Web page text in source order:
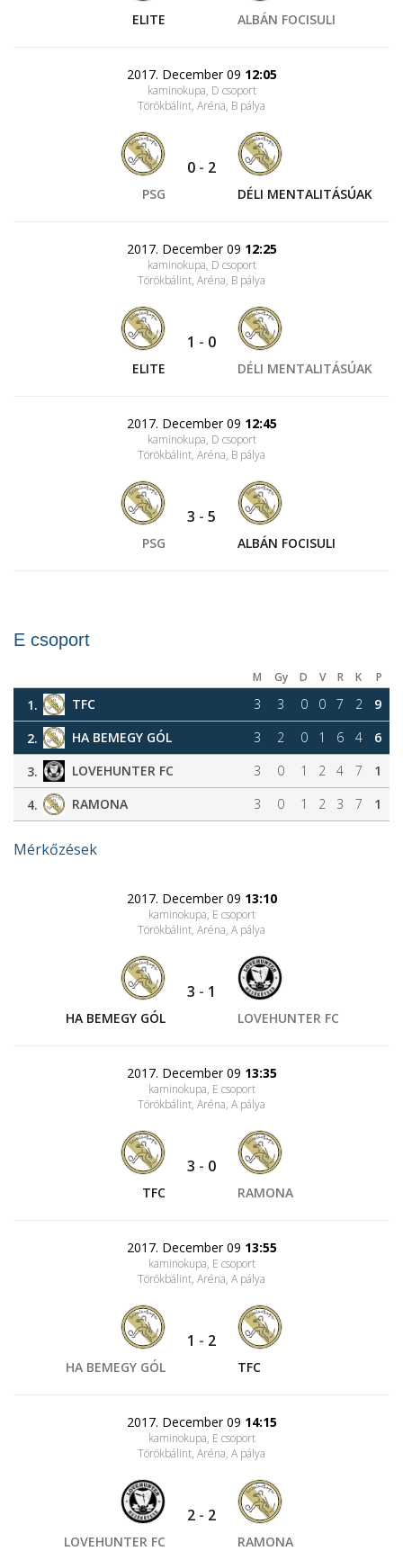
ELITE ALBÁN FOCISULI
2017. December 09 12:05
kaminokupa, D csoport
Törökbálint, Aréna, B pálya
PSG
0 - 2
DÉLI MENTALITÁSÚAK
2017. December 09 12:25
kaminokupa, D csoport
Törökbálint, Aréna, B pálya
ELITE
1 - 0
DÉLI MENTALITÁSÚAK
2017. December 09 12:45
kaminokupa, D csoport
Törökbálint, Aréna, B pálya
PSG
3 - 5
ALBÁN FOCISULI
E csoport
M Gy D V R K P
1. TFC 3 3 0 0 7 2
9
2.
HA BEMEGY GÓL 3 2 0 1 6 4
6
3.
LOVEHUNTER FC 3 0 1 2 4 7
1
4.
RAMONA 3 0 1 2 3 7 1
Mérkőzések
2017. December 09 13:10
kaminokupa, E csoport
Törökbálint, Aréna, A pálya
HA BEMEGY GÓL
3 - 1
LOVEHUNTER FC
2017. December 09 13:35
kaminokupa, E csoport
Törökbálint, Aréna, A pálya
TFC
3 - 0
RAMONA
2017. December 09 13:55
kaminokupa, E csoport
Törökbálint, Aréna, A pálya
HA BEMEGY GÓL
1 - 2
TFC
2017. December 09 14:15
kaminokupa, E csoport
Törökbálint, Aréna, A pálya
LOVEHUNTER FC
2 - 2
RAMONA